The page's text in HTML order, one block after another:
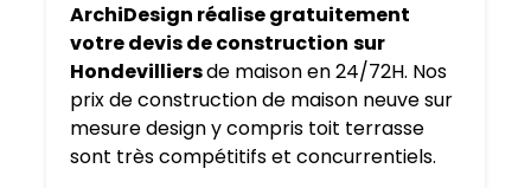
ArchiDesign réalise gratuitement
votre devis de construction sur
Hondevilliersde maison en 24/72H. Nos
prix de construction de maison neuve sur
mesure design y compris toit terrasse
sont très compétitifs et concurrentiels.